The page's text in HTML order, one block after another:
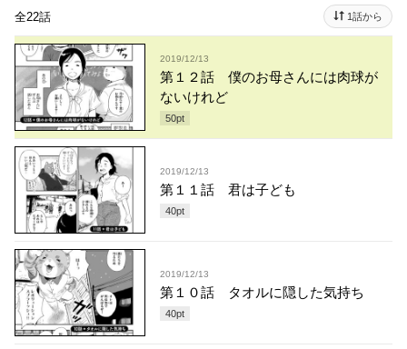
全22話 1話から
2019/12/13
第１２話 僕のお母さんには肉球が
ないけれど
50pt
2019/12/13
第１１話 君は子ども
40pt
2019/12/13
第１０話 タオルに隠した気持ち
40pt